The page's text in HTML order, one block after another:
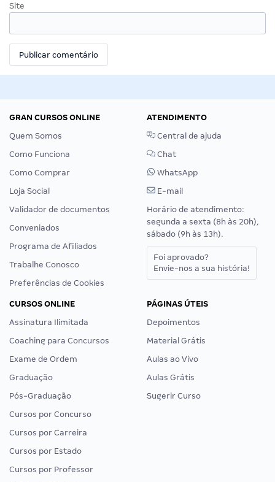
Site
GRAN CURSOS ONLINE
Quem Somos
Como Funciona
Como Comprar
Loja Social
Validador de documentos
Conveniados
Programa de Afiliados
Trabalhe Conosco
Preferências de Cookies
ATENDIMENTO
Central de ajuda
Chat
WhatsApp
E-mail
Horário de atendimento:
segunda a sexta (8h às 20h),
sábado (9h às 13h).
Foi aprovado?
Envie-nos a sua história!
CURSOS ONLINE
Assinatura Ilimitada
Coaching para Concursos
Exame de Ordem
Graduação
Pós-Graduação
Cursos por Concurso
Cursos por Carreira
Cursos por Estado
Cursos por Professor
PÁGINAS ÚTEIS
Depoimentos
Material Grátis
Aulas ao Vivo
Aulas Grátis
Sugerir Curso